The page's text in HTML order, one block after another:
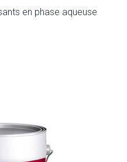
en phase aqueuse